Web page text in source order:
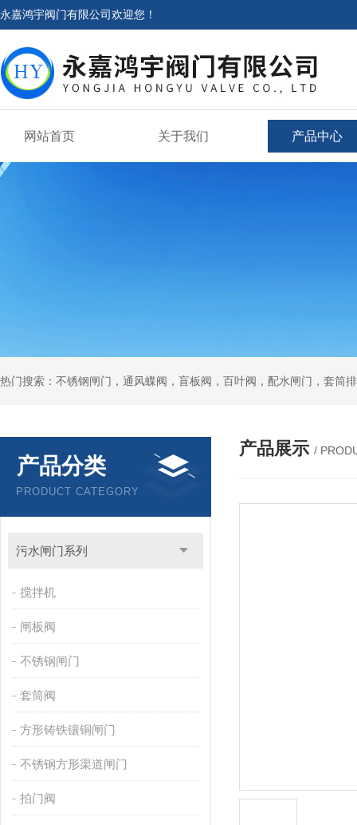
永嘉鸿宇阀门有限公司欢迎您！
网站首页 关于我们 产品中心
热门搜索：不锈钢闸门，通风蝶阀，盲板阀，百叶阀，配水闸门，套筒
产品分类
PRODUCT CATEGORY
污水闸门系列
搅拌机
闸板阀
不锈钢闸门
套筒阀
方形铸铁镶铜闸门
不锈钢方形渠道闸门
拍门阀
产品展示 /